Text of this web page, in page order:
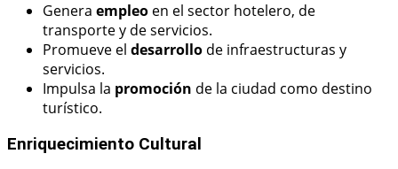
Genera empleo en el sector hotelero, de
transporte y de servicios.
Promueve el desarrollo de infraestructuras y
servicios.
Impulsa la promoción de la ciudad como destino
turístico.
Enriquecimiento Cultural